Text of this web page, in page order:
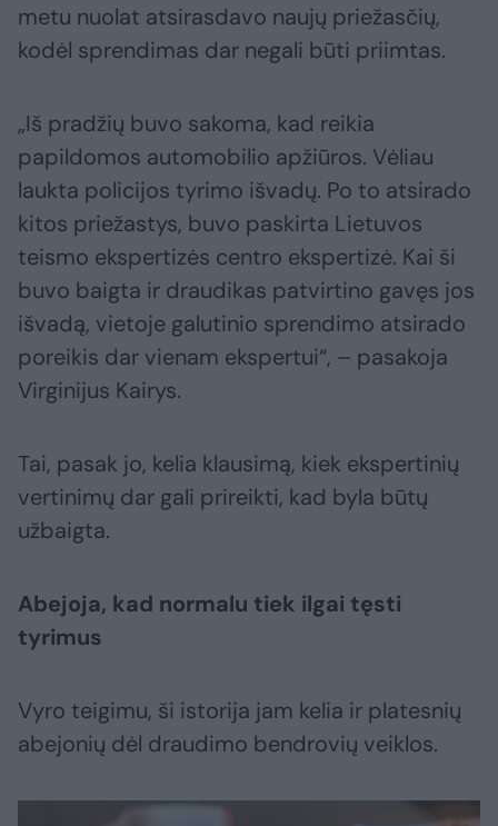
metu nuolat atsirasdavo naujų priežasčių,
kodėl sprendimas dar negali būti priimtas.
„Iš pradžių buvo sakoma, kad reikia
papildomos automobilio apžiūros. Vėliau
laukta policijos tyrimo išvadų. Po to atsirado
kitos priežastys, buvo paskirta Lietuvos
teismo ekspertizės centro ekspertizė. Kai ši
buvo baigta ir draudikas patvirtino gavęs jos
išvadą, vietoje galutinio sprendimo atsirado
poreikis dar vienam ekspertui“, – pasakoja
Virginijus Kairys.
Tai, pasak jo, kelia klausimą, kiek ekspertinių
vertinimų dar gali prireikti, kad byla būtų
užbaigta.
Abejoja, kad normalu tiek ilgai tęsti
tyrimus
Vyro teigimu, ši istorija jam kelia ir platesnių
abejonių dėl draudimo bendrovių veiklos.